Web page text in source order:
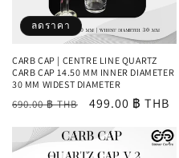
ลดราคา
CARB CAP | CENTRE LINE QUARTZ
CARB CAP 14.50 MM INNER DIAMETER
30 MM WIDEST DIAMETER
ราคา
690.00 ฿ THB
ราคา
499.00 ฿ THB